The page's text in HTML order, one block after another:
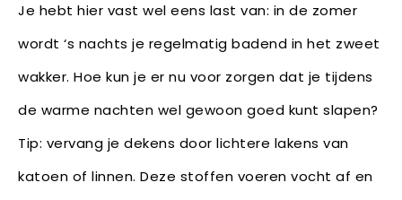
Je hebt hier vast wel eens last van: in de zomer
wordt ‘s nachts je regelmatig badend in het zweet
wakker. Hoe kun je er nu voor zorgen dat je tijdens
de warme nachten wel gewoon goed kunt slapen?
Tip: vervang je dekens door lichtere lakens van
katoen of linnen. Deze stoffen voeren vocht af en